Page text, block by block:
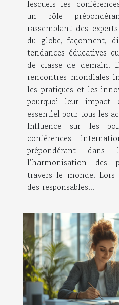
lesquels les
un rôle
rassemblant des
du globe, façonnent,
tendances éducatives
de classe de demain.
rencontres mondiales
les pratiques et les
pourquoi leur impact
essentiel pour tous les
Influence sur les
conférences
prépondérant
l’harmonisation des
travers le monde. Lors
des responsables...